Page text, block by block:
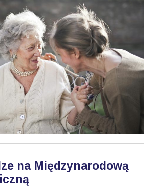
na Międzynarodową